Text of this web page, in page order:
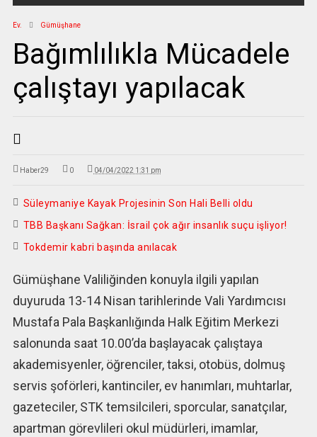
Ev. Gümüşhane
Bağımlılıkla Mücadele
çalıştayı yapılacak
Haber29 0 04/04/2022 1:31 pm
Süleymaniye Kayak Projesinin Son Hali Belli oldu
TBB Başkanı Sağkan: İsrail çok ağır insanlık suçu işliyor!
Tokdemir kabri başında anılacak
Gümüşhane Valiliğinden konuyla ilgili yapılan
duyuruda 13-14 Nisan tarihlerinde Vali Yardımcısı
Mustafa Pala Başkanlığında Halk Eğitim Merkezi
salonunda saat 10.00’da başlayacak çalıştaya
akademisyenler, öğrenciler, taksi, otobüs, dolmuş
servis şoförleri, kantinciler, ev hanımları, muhtarlar,
gazeteciler, STK temsilcileri, sporcular, sanatçılar,
apartman görevlileri okul müdürleri, imamlar,